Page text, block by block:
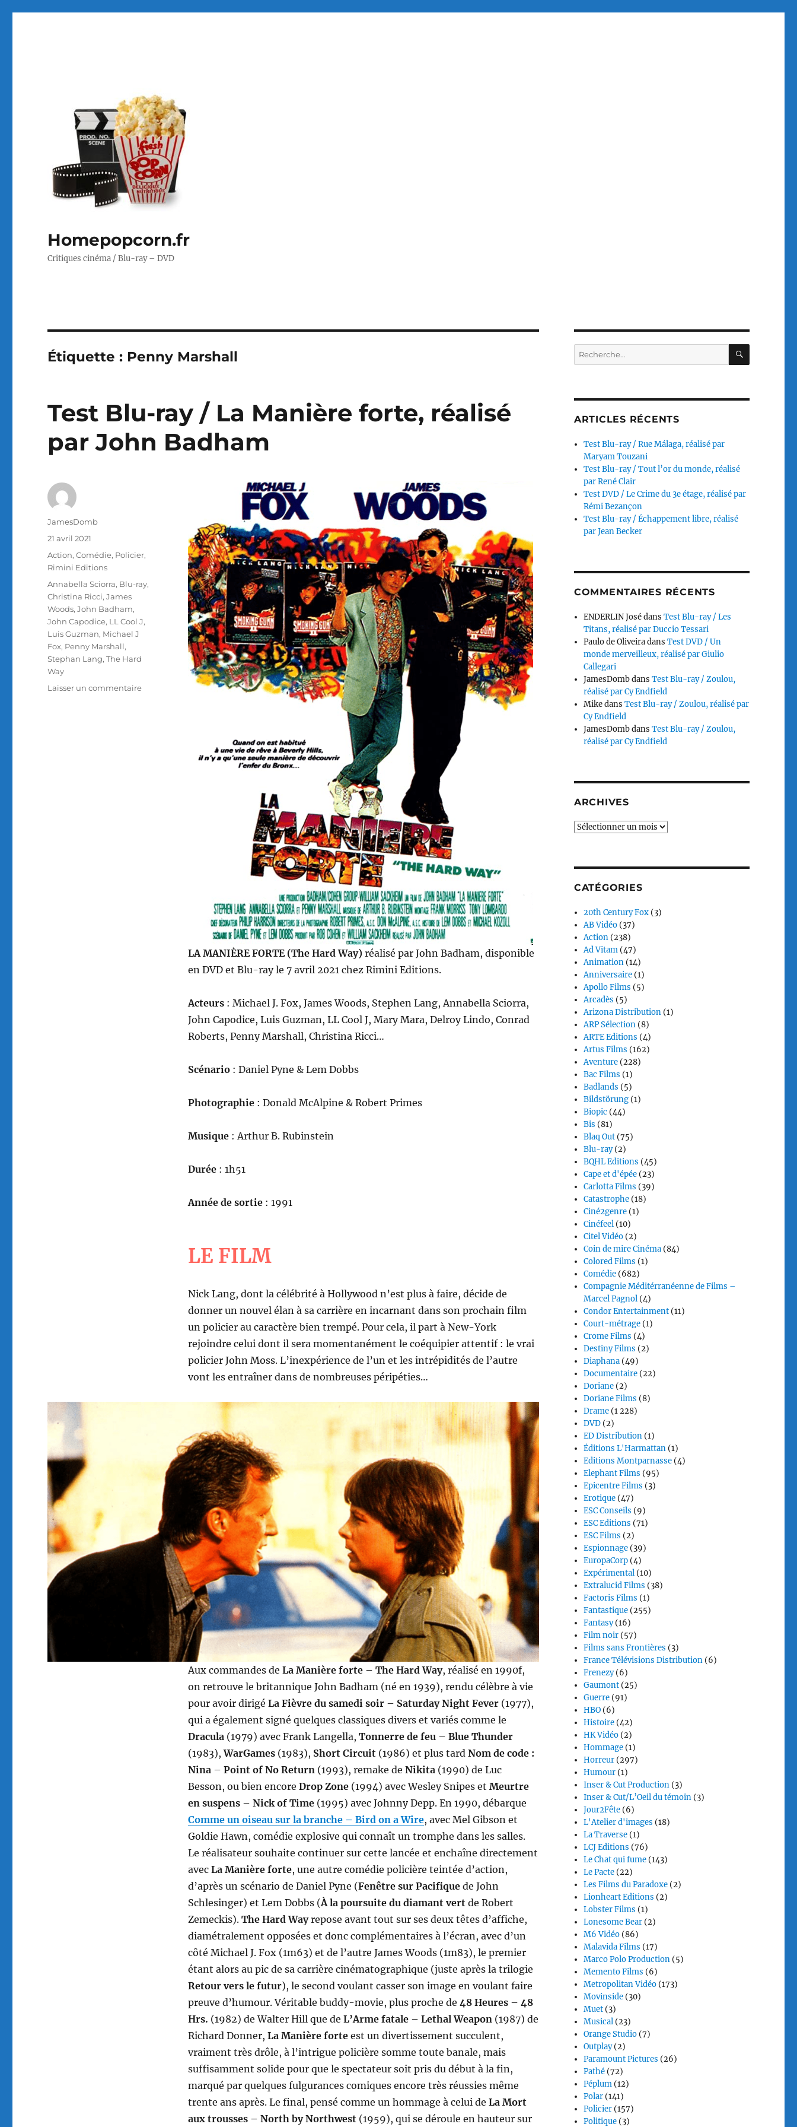
Homepopcorn.fr
Critiques cinéma / Blu-ray – DVD
Étiquette : Penny Marshall
Test Blu-ray / La Manière forte, réalisé
par John Badham
LA MANIÈRE FORTE (The Hard Way)réalisé par John Badham, disponible
en DVD et Blu-ray le 7 avril 2021 chez Rimini Editions.
Acteurs: Michael J. Fox, James Woods, Stephen Lang, Annabella Sciorra,
John Capodice, Luis Guzman, LL Cool J, Mary Mara, Delroy Lindo, Conrad
Roberts, Penny Marshall, Christina Ricci…
Scénario: Daniel Pyne & Lem Dobbs
Photographie: Donald McAlpine & Robert Primes
Musique: Arthur B. Rubinstein
Durée: 1h51
Année de sortie : 1991
LE FILM
Nick Lang, dont la célébrité à Hollywood n’est plus à faire, décide de
donner un nouvel élan à sa carrière en incarnant dans son prochain film
un policier au caractère bien trempé. Pour cela, il part à New-York
rejoindre celui dont il sera momentanément le coéquipier attentif : le vrai
policier John Moss. L’inexpérience de l’un et les intrépidités de l’autre
vont les entraîner dans de nombreuses péripéties…
Aux commandes de La Manière forte – The Hard Way, réalisé en 1990f,
on retrouve le britannique John Badham (né en 1939), rendu célèbre à vie
pour avoir dirigé La Fièvre du samedi soir– Saturday Night Fever (1977),
qui a également signé quelques classiques divers et variés comme le
Dracula (1979) avec Frank Langella, Tonnerre de feu – Blue Thunder
(1983),WarGames(1983), Short Circuit(1986) et plus tard Nom de code :
Nina – Point of No Return (1993), remake de Nikita (1990) de Luc
Besson, ou bien encore Drop Zone (1994) avec Wesley Snipes et Meurtre
en suspens– Nick of Time(1995) avec Johnny Depp. En 1990, débarque
Comme un oiseau sur la branche – Bird on a Wire, avec Mel Gibson et
Goldie Hawn, comédie explosive qui connaît un tromphe dans les salles.
Le réalisateur souhaite continuer sur cette lancée et enchaîne directement
avecLa Manière forte, une autre comédie policière teintée d’action,
d’après un scénario de Daniel Pyne (Fenêtre sur Pacifique de John
Schlesinger) et Lem Dobbs (À la poursuite du diamant vert de Robert
Zemeckis). The Hard Wayrepose avant tout sur ses deux têtes d’affiche,
diamétralement opposées et donc complémentaires à l’écran, avec d’un
côté Michael J. Fox (1m63) et de l’autre James Woods (1m83), le premier
étant alors au pic de sa carrière cinématographique (juste après la trilogie
Retour vers le futur), le second voulant casser son image en voulant faire
preuve d’humour. Véritable buddy-movie, plus proche de 48 Heures – 48
Hrs. (1982) de Walter Hill que de L’Arme fatale – Lethal Weapon (1987) de
Richard Donner, La Manière forte est un divertissement succulent,
vraiment très drôle, à l’intrigue policière somme toute banale, mais
suffisamment solide pour que le spectateur soit pris du début à la fin,
marqué par quelques fulgurances comiques encore très réussies même
trente ans après. Le final, pensé comme un hommage à celui de La Mort
aux trousses – North by Northwest (1959), qui se déroule en hauteur sur
Auteur
JamesDomb
Publié
21 avril 2021
Catégories
Action,Comédie, Policier,
Rimini Editions
Étiquettes
Annabella Sciorra, Blu-ray,
Christina Ricci,James
Woods,John Badham,
John Capodice, LL Cool J,
Luis Guzman, Michael J
Fox, Penny Marshall,
Stephan Lang,The Hard
Way
Laisser un commentairesur
Recherche
pour :
ARTICLES RÉCENTS
Test Blu-ray / Rue Málaga, réalisé par
Maryam Touzani
Test Blu-ray / Tout l’or du monde, réalisé
par René Clair
Test DVD / Le Crime du 3e étage, réalisé par
Rémi Bezançon
Test Blu-ray / Échappement libre, réalisé
par Jean Becker
COMMENTAIRES RÉCENTS
ENDERLIN JosédansTest Blu-ray / Les
Titans, réalisé par Duccio Tessari
Paulo de OliveiradansTest DVD / Un
monde merveilleux, réalisé par Giulio
Callegari
JamesDombdansTest Blu-ray / Zoulou,
réalisé par Cy Endfield
MikedansTest Blu-ray / Zoulou, réalisé par
Cy Endfield
JamesDombdansTest Blu-ray / Zoulou,
réalisé par Cy Endfield
ARCHIVES
Archives
CATÉGORIES
20th Century Fox (3)
AB Vidéo (37)
Action (238)
Ad Vitam (47)
Animation (14)
Anniversaire (1)
Apollo Films (5)
Arcadès (5)
Arizona Distribution (1)
ARP Sélection (8)
ARTE Editions (4)
Artus Films (162)
Aventure (228)
Bac Films (1)
Badlands (5)
Bildstörung (1)
Biopic (44)
Bis (81)
Blaq Out (75)
Blu-ray(2)
BQHL Editions (45)
Cape et d'épée (23)
Carlotta Films (39)
Catastrophe (18)
Ciné2genre (1)
Cinéfeel (10)
Citel Vidéo (2)
Coin de mire Cinéma (84)
Colored Films (1)
Comédie (682)
Compagnie Méditérranéenne de Films –
Marcel Pagnol (4)
Condor Entertainment (11)
Court-métrage (1)
Crome Films (4)
Destiny Films (2)
Diaphana (49)
Documentaire (22)
Doriane (2)
Doriane Films (8)
Drame (1 228)
DVD (2)
ED Distribution (1)
Éditions L'Harmattan (1)
Editions Montparnasse (4)
Elephant Films (95)
Epicentre Films (3)
Erotique (47)
ESC Conseils (9)
ESC Editions (71)
ESC Films (2)
Espionnage (39)
EuropaCorp (4)
Expérimental (10)
Extralucid Films (38)
Factoris Films (1)
Fantastique (255)
Fantasy(16)
Film noir (57)
Films sans Frontières (3)
France Télévisions Distribution (6)
Frenezy(6)
Gaumont (25)
Guerre (91)
HBO (6)
Histoire (42)
HK Vidéo (2)
Hommage (1)
Horreur (297)
Humour (1)
Inser & Cut Production (3)
Inser & Cut/L’Oeil du témoin (3)
Jour2Fête (6)
L'Atelier d'images (18)
La Traverse (1)
LCJ Editions (76)
Le Chat qui fume (143)
Le Pacte (22)
Les Films du Paradoxe (2)
Lionheart Editions (2)
Lobster Films (1)
Lonesome Bear (2)
M6 Vidéo (86)
Malavida Films (17)
Marco Polo Production (5)
Memento Films (6)
Metropolitan Vidéo (173)
Movinside (30)
Muet (3)
Musical (23)
Orange Studio (7)
Outplay(2)
Paramount Pictures (26)
Pathé (72)
Péplum (12)
Polar (141)
Policier (157)
Politique (3)